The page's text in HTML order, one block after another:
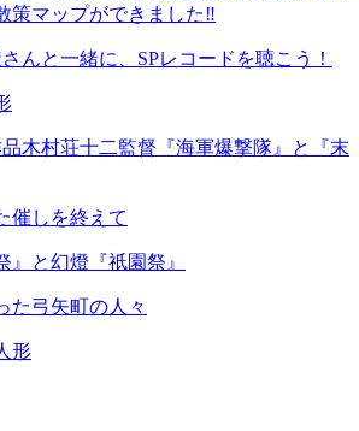
策マップができました‼
んと一緒に、SPレコードを聴こう！
木村荘十二監督『海軍爆撃隊』と『末
催しを終えて
』と幻燈『祇園祭』
た弓矢町の人々
形